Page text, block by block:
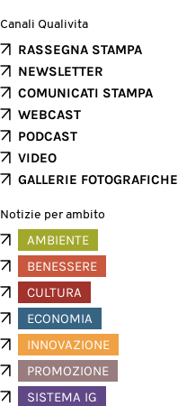
Canali Qualivita
RASSEGNA STAMPA
NEWSLETTER
COMUNICATI STAMPA
WEBCAST
PODCAST
VIDEO
GALLERIE FOTOGRAFICHE
Notizie per ambito
AMBIENTE
BENESSERE
CULTURA
ECONOMIA
INNOVAZIONE
PROMOZIONE
SISTEMA IG